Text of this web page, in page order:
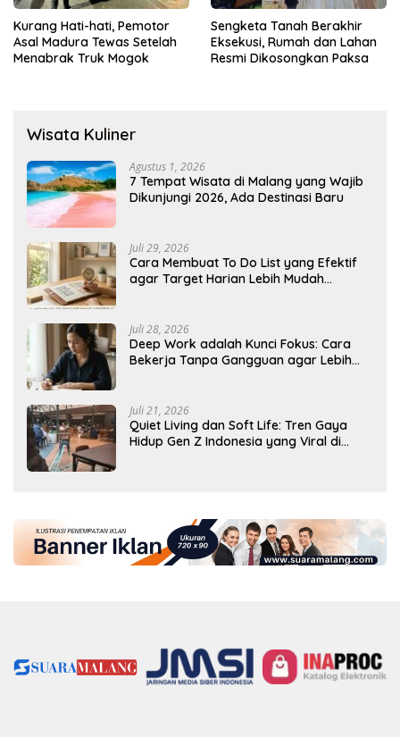
Kurang Hati-hati, Pemotor
Asal Madura Tewas Setelah
Menabrak Truk Mogok
Sengketa Tanah Berakhir
Eksekusi, Rumah dan Lahan
Resmi Dikosongkan Paksa
Wisata Kuliner
Agustus 1, 2026
7 Tempat Wisata di Malang yang Wajib
Dikunjungi 2026, Ada Destinasi Baru
Juli 29, 2026
Cara Membuat To Do List yang Efektif
agar Target Harian Lebih Mudah
Juli 28, 2026
Deep Work adalah Kunci Fokus: Cara
Bekerja Tanpa Gangguan agar Lebih
Juli 21, 2026
Quiet Living dan Soft Life: Tren Gaya
Hidup Gen Z Indonesia yang Viral di